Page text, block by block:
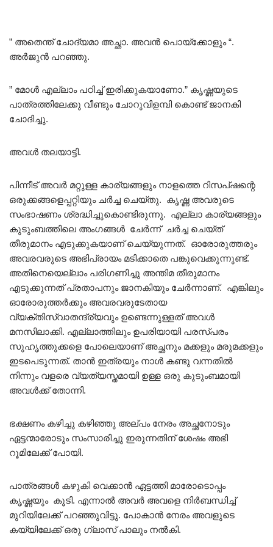
” അതെന്ത് ചോദ്യമാ അച്ഛാ. അവൻ പൊയ്ക്കോളും “.
അർജുൻ പറഞ്ഞു.
” മോൾ എല്ലാം പഠിച്ച് ഇരിക്കുകയാണോ.” കൃഷ്ണയുടെ
പാത്രത്തിലേക്കു വീണ്ടും ചോറുവിളമ്പി കൊണ്ട് ജാനകി
ചോദിച്ചു.
അവൾ തലയാട്ടി.
പിന്നീട് അവർ മറ്റുള്ള കാര്യങ്ങളും നാളത്തെ റിസപ്ഷന്റെ
ഒരുക്കങ്ങളെപ്പറ്റിയും ചർച്ച ചെയ്തു. കൃഷ്ണ അവരുടെ
സംഭാഷണം ശ്രദ്ധിച്ചുകൊണ്ടിരുന്നു. എല്ലാ കാര്യങ്ങളും
കുടുംബത്തിലെ അംഗങ്ങൾ ചേർന്ന് ചർച്ച ചെയ്ത്
തീരുമാനം എടുക്കുകയാണ് ചെയ്യുന്നത്. ഓരോരുത്തരും
അവരവരുടെ അഭിപ്രായം മടിക്കാതെ പങ്കുവെക്കുന്നുണ്ട്.
അതിനെയെല്ലാം പരിഗണിച്ചു അന്തിമ തീരുമാനം
എടുക്കുന്നത് പ്രതാപനും ജാനകിയും ചേർന്നാണ്. എങ്കിലും
ഓരോരുത്തർക്കും അവരവരുടേതായ
വ്യക്തിസ്വാതന്ദ്ര്യവും ഉണ്ടെന്നുള്ളത് അവൾ
മനസിലാക്കി. എല്ലാത്തിലും ഉപരിയായി പരസ്പരം
സുഹൃത്തുക്കളെ പോലെയാണ് അച്ഛനും മക്കളും മരുമക്കളും
ഇടപെടുന്നത്. താൻ ഇത്രയും നാൾ കണ്ടു വന്നതിൽ
നിന്നും വളരെ വ്യത്യസ്തമായി ഉള്ള ഒരു കുടുംബമായി
അവൾക്ക് തോന്നി.
ഭക്ഷണം കഴിച്ചു കഴിഞ്ഞു അല്പം നേരം അച്ഛനോടും
ഏട്ടന്മാരോടും സംസാരിച്ചു ഇരുന്നതിന് ശേഷം അഭി
റൂമിലേക്ക് പോയി.
പാത്രങ്ങൾ കഴുകി വെക്കാൻ ഏട്ടത്തി മാരോടൊപ്പം
കൃഷ്ണയും കൂടി. എന്നാൽ അവർ അവളെ നിർബന്ധിച്ച്
മുറിയിലേക്ക് പറഞ്ഞുവിട്ടു. പോകാൻ നേരം അവളുടെ
കയ്യിലേക്ക് ഒരു ഗ്ലാസ് പാലും നൽകി.